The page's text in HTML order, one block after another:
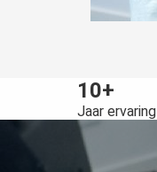
10+
Jaar ervaring